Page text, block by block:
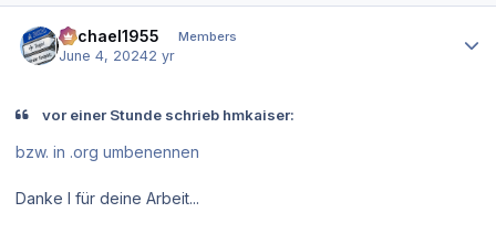
Michael1955 Members
June 4, 20242 yr
vor einer Stunde schrieb hmkaiser:
bzw. in .org umbenennen
Danke l für deine Arbeit...